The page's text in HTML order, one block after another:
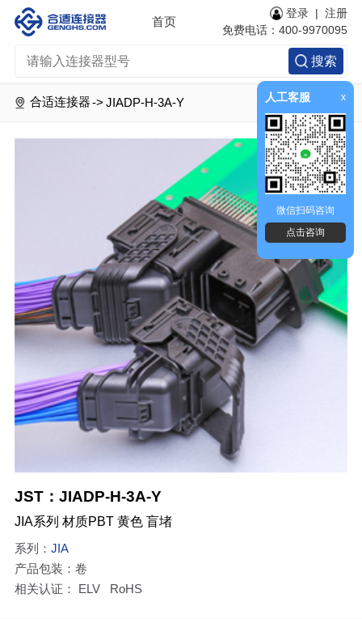
人工客服 x
微信扫码咨询
点击咨询
首页
搜索
登录 |注册
免费电话：400-9970095
合适连接器 -> JIADP-H-3A-Y
JST：JIADP-H-3A-Y
JIA系列 材质PBT 黄色 盲堵
系列： JIA
产品包装：卷
相关认证： ELV RoHS